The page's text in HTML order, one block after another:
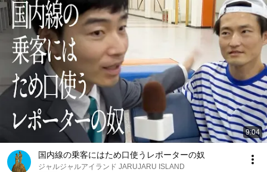
9:04
国内線の乗客にはため口使うレポーターの奴
ジャルジャルアイランド JARUJARU ISLAND